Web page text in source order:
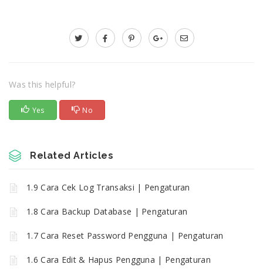
Was this helpful?
Yes No
Related Articles
1.9 Cara Cek Log Transaksi | Pengaturan
1.8 Cara Backup Database | Pengaturan
1.7 Cara Reset Password Pengguna | Pengaturan
1.6 Cara Edit & Hapus Pengguna | Pengaturan